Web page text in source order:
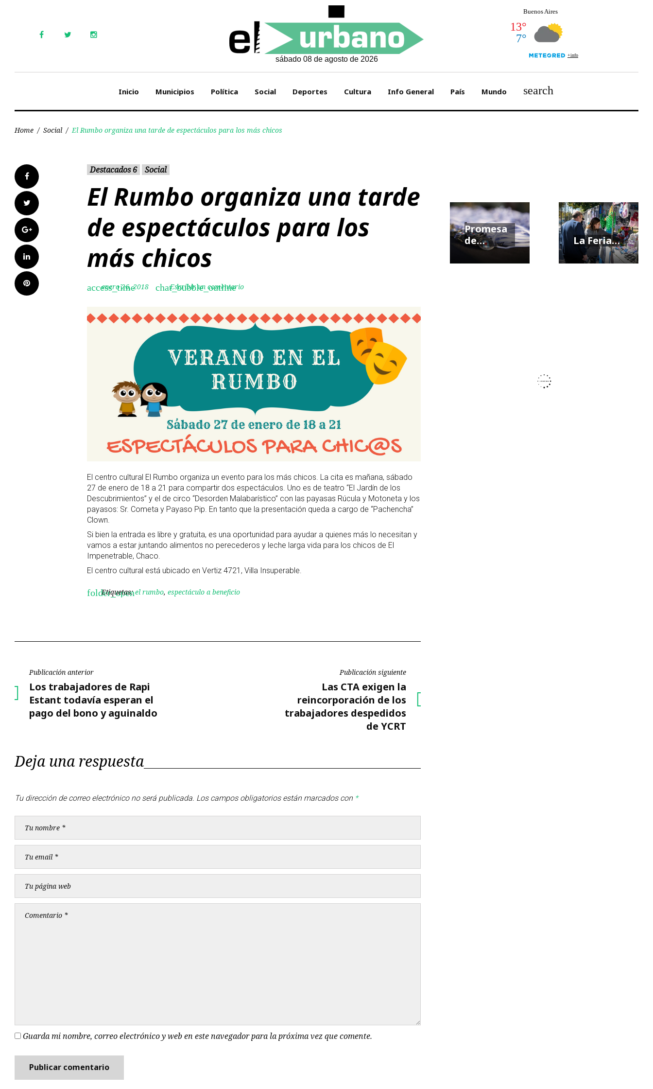
sábado 08 de agosto de 2026
Inicio Municipios Política Social Deportes Cultura Info General País Mundo search
Home / Social / El Rumbo organiza una tarde de espectáculos para los más chicos
Facebook
Twitter
Google+
LinkedIn
Pinterest
Destacados 6 Social
El Rumbo organiza una tarde
de espectáculos para los
más chicos
access_time
enero 26, 2018 chat_bubble_outline
Escribir un comentario
El centro cultural El Rumbo organiza un evento para los más chicos. La cita es mañana, sábado
27 de enero de 18 a 21 para compartir dos espectáculos. Uno es de teatro “El Jardín de los
Descubrimientos” y el de circo “Desorden Malabarístico” con las payasas Rúcula y Motoneta y los
payasos: Sr. Cometa y Payaso Pip. En tanto que la presentación queda a cargo de “Pachencha”
Clown.
Si bien la entrada es libre y gratuita, es una oportunidad para ayudar a quienes más lo necesitan y
vamos a estar juntando alimentos no perecederos y leche larga vida para los chicos de El
Impenetrable, Chaco.
El centro cultural está ubicado en Vertiz 4721, Villa Insuperable.
folder_open
Etiquetas:el rumbo, espectáculo a beneficio
Navegación
de
entradas
Publicación anterior
Publicación
anterior
Los trabajadores de Rapi
Estant todavía esperan el
pago del bono y aguinaldo
Publicación siguiente
Publicación
siguiente
Las CTA exigen la
reincorporación de los
trabajadores despedidos
de YCRT
Deja una respuesta
Tu dirección de correo electrónico no será publicada. Los campos obligatorios están marcados con *
Guarda mi nombre, correo electrónico y web en este navegador para la próxima vez que comente.
-
Promesa
de…
-
La Feria…